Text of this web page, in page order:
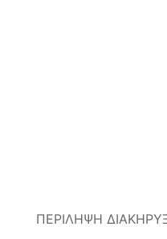
ΠΕΡΙΛΗΨΗ